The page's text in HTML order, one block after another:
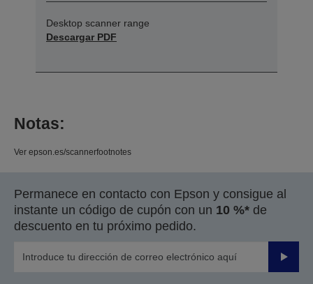
Desktop scanner range
Descargar PDF
Notas:
Ver epson.es/scannerfootnotes
Permanece en contacto con Epson y consigue al
instante un código de cupón con un 10 %* de
descuento en tu próximo pedido.
Enviar